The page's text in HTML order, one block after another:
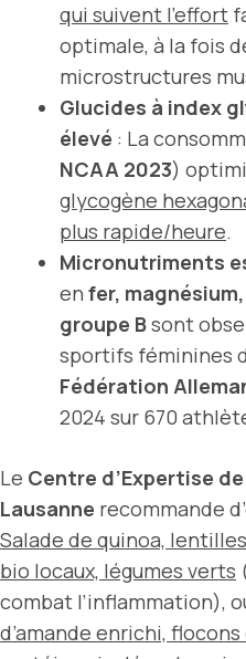
qui suivent l’effort
optimale, à la fois
microstructures
Glucides à index
élevé : La
NCAA 2023)
glycogène
plus rapide/heure.
Micronutriments
en fer,
groupe Bsont
sportifs féminines
Fédération
2024 sur 670
Le Centre d’Expertise
Lausanne recommande
Salade de quinoa,
bio locaux, légumes verts
combat l’inflammation),
d’amande enrichi,